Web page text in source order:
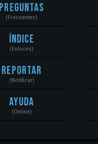
Preguntas
(Frecuentes)
Índice
(Enlaces)
Reportar
(Notificar)
Ayuda
(Online)